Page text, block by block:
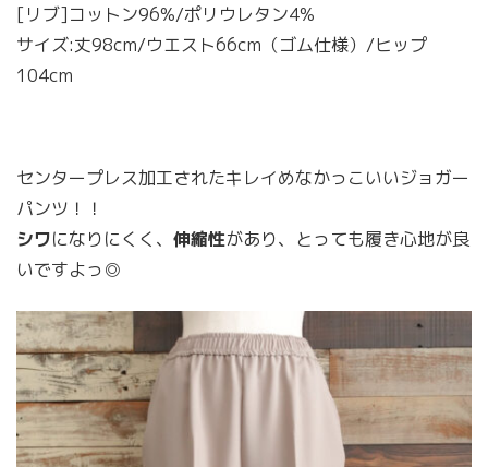
[リブ]コットン96%/ポリウレタン4%
サイズ:丈98cm/ウエスト66cm（ゴム仕様）/ヒップ
104cm
センタープレス加工されたキレイめなかっこいいジョガー
パンツ！！
シワになりにくく、 伸縮性があり、とっても履き心地が良
いですよっ◎